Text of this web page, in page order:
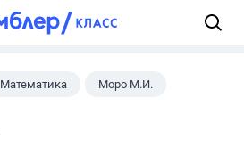
Математика Моро М.И.